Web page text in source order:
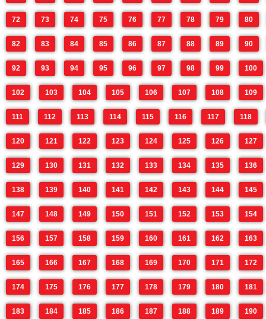
72 73 74 75 76 77 78 79 80
82 83 84 85 86 87 88 89 90
92 93 94 95 96 97 98 99 100
102 103 104 105 106 107 108 109
111 112 113 114 115 116 117 118
120 121 122 123 124 125 126 127
129 130 131 132 133 134 135 136
138 139 140 141 142 143 144 145
147 148 149 150 151 152 153 154
156 157 158 159 160 161 162 163
165 166 167 168 169 170 171 172
174 175 176 177 178 179 180 181
183 184 185 186 187 188 189 190